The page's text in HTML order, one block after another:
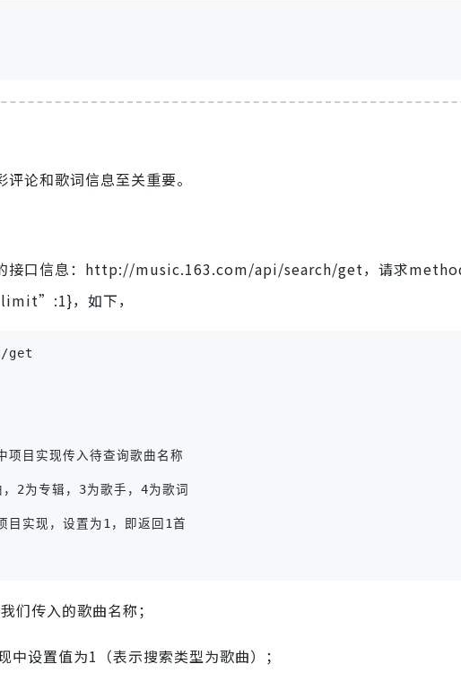
论和歌词信息至关重要。
接口信息：http://music.163.com/api/search/get，请求method
，如下，
get
目实现传入待查询歌曲名称
2为专辑，3为歌手，4为歌词
实现，设置为1，即返回1首
传入的歌曲名称；
设置值为1（表示搜索类型为歌曲）；